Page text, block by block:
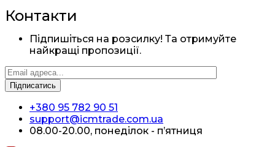
Контакти
Підпишіться на розсилку! Та отримуйте
найкращі пропозиції.
+380 95 782 90 51
support@icmtrade.com.ua
08.00-20.00, понеділок - п’ятниця